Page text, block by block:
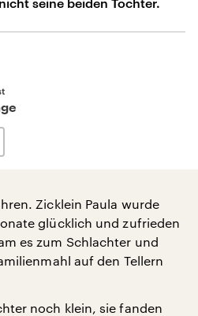
Zicklein Paula wurde
glücklich und zufrieden
es zum Schlachter und
auf den Tellern
noch klein, sie fanden